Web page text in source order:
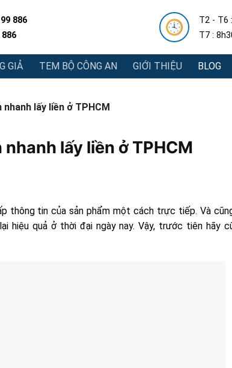
886
886
T2 - T6
T7 :
GIẢ TEM BỘ CÔNG AN GIỚI THIỆU BLOG
lấy liền ở TPHCM
lấy liền ở TPHCM
thông tin của sản phẩm một cách trực tiếp. Và
hiệu quả ở thời đại ngày nay. Vậy, trước tiên hãy